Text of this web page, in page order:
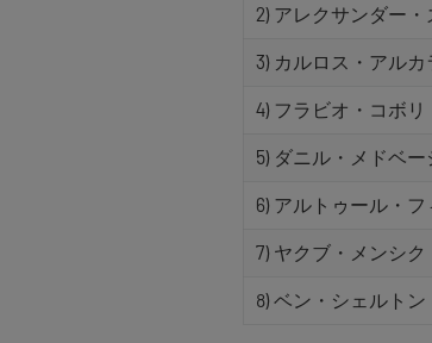
2) アレクサンダー・
3) カルロス・アルカ
4) フラビオ・コボリ
5) ダニル・メドベー
6) アルトゥール・フ
7) ヤクブ・メンシク
8) ベン・シェルトン